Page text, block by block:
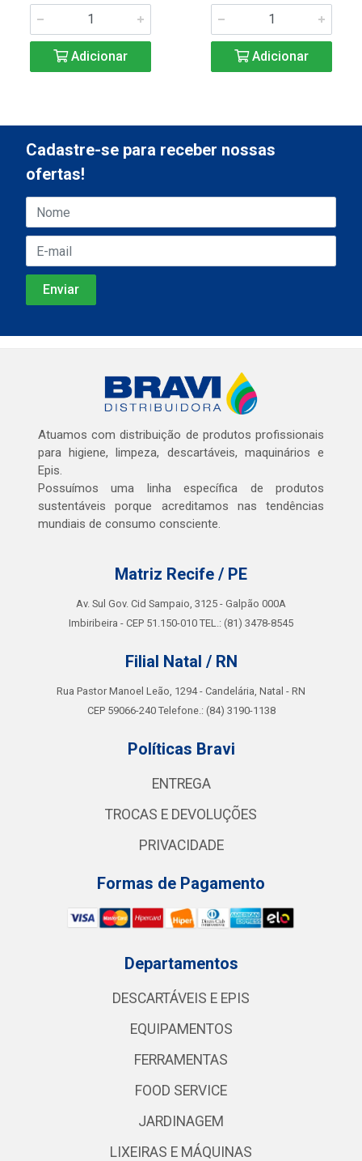
Adicionar Adicionar
Cadastre-se para receber nossas
ofertas!
Atuamos com distribuição de produtos profissionais
para higiene, limpeza, descartáveis, maquinários e
Epis.
Possuímos uma linha específica de produtos
sustentáveis porque acreditamos nas tendências
mundiais de consumo consciente.
Matriz Recife / PE
Av. Sul Gov. Cid Sampaio, 3125 - Galpão 000A
Imbiribeira - CEP 51.150-010 TEL.: (81) 3478-8545
Filial Natal / RN
Rua Pastor Manoel Leão, 1294 - Candelária, Natal - RN
CEP 59066-240 Telefone.: (84) 3190-1138
Políticas Bravi
ENTREGA
TROCAS E DEVOLUÇÕES
PRIVACIDADE
Formas de Pagamento
Departamentos
DESCARTÁVEIS E EPIS
EQUIPAMENTOS
FERRAMENTAS
FOOD SERVICE
JARDINAGEM
LIXEIRAS E MÁQUINAS